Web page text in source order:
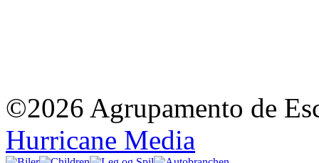
©2026 Agrupamento de
Hurricane Media